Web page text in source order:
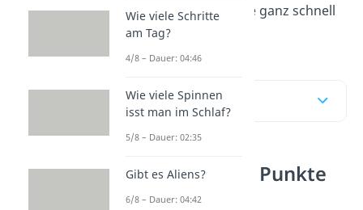
damit du deine Punkte ganz schnell
umrechnen kannst.
Inhaltsübersicht
Wie rechne ich Punkte
in Noten um?
Wie viele Schritte
am Tag?
4/8 – Dauer: 04:46
Wie viele Spinnen
isst man im Schlaf?
5/8 – Dauer: 02:35
Gibt es Aliens?
6/8 – Dauer: 04:42